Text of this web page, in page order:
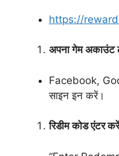
https://
अपना गेम अकाउंट
Facebook,
साइन इन करें।
रिडीम कोड एंटर